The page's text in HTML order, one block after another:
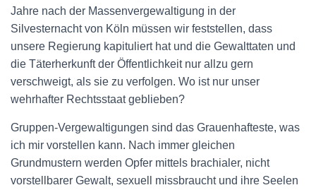
Jahre nach der Massenvergewaltigung in der
Silvesternacht von Köln müssen wir feststellen, dass
unsere Regierung kapituliert hat und die Gewalttaten und
die Täterherkunft der Öffentlichkeit nur allzu gern
verschweigt, als sie zu verfolgen. Wo ist nur unser
wehrhafter Rechtsstaat geblieben?
Gruppen-Vergewaltigungen sind das Grauenhafteste, was
ich mir vorstellen kann. Nach immer gleichen
Grundmustern werden Opfer mittels brachialer, nicht
vorstellbarer Gewalt, sexuell missbraucht und ihre Seelen